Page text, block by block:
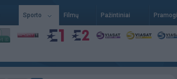
Sporto Filmų Pažintiniai